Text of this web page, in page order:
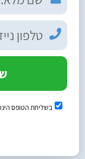
בשליחת הטופס